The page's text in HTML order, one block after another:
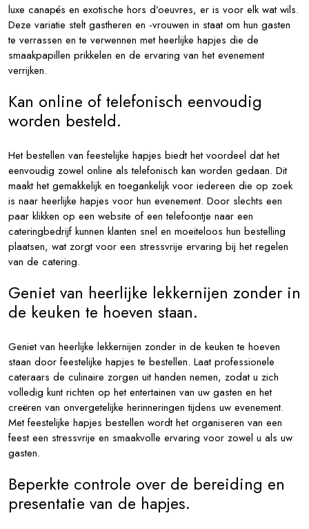
luxe canapés en exotische hors d’oeuvres, er is voor elk wat wils.
Deze variatie stelt gastheren en -vrouwen in staat om hun gasten
te verrassen en te verwennen met heerlijke hapjes die de
smaakpapillen prikkelen en de ervaring van het evenement
verrijken.
Kan online of telefonisch eenvoudig
worden besteld.
Het bestellen van feestelijke hapjes biedt het voordeel dat het
eenvoudig zowel online als telefonisch kan worden gedaan. Dit
maakt het gemakkelijk en toegankelijk voor iedereen die op zoek
is naar heerlijke hapjes voor hun evenement. Door slechts een
paar klikken op een website of een telefoontje naar een
cateringbedrijf kunnen klanten snel en moeiteloos hun bestelling
plaatsen, wat zorgt voor een stressvrije ervaring bij het regelen
van de catering.
Geniet van heerlijke lekkernijen zonder in
de keuken te hoeven staan.
Geniet van heerlijke lekkernijen zonder in de keuken te hoeven
staan door feestelijke hapjes te bestellen. Laat professionele
cateraars de culinaire zorgen uit handen nemen, zodat u zich
volledig kunt richten op het entertainen van uw gasten en het
creëren van onvergetelijke herinneringen tijdens uw evenement.
Met feestelijke hapjes bestellen wordt het organiseren van een
feest een stressvrije en smaakvolle ervaring voor zowel u als uw
gasten.
Beperkte controle over de bereiding en
presentatie van de hapjes.